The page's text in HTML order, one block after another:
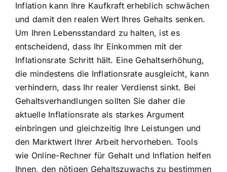
Inflation kann Ihre Kaufkraft erheblich schwächen
und damit den realen Wert Ihres Gehalts senken.
Um Ihren Lebensstandard zu halten, ist es
entscheidend, dass Ihr Einkommen mit der
Inflationsrate Schritt hält. Eine Gehaltserhöhung,
die mindestens die Inflationsrate ausgleicht, kann
verhindern, dass Ihr realer Verdienst sinkt. Bei
Gehaltsverhandlungen sollten Sie daher die
aktuelle Inflationsrate als starkes Argument
einbringen und gleichzeitig Ihre Leistungen und
den Marktwert Ihrer Arbeit hervorheben. Tools
wie Online-Rechner für Gehalt und Inflation helfen
Ihnen, den nötigen Gehaltszuwachs zu bestimmen